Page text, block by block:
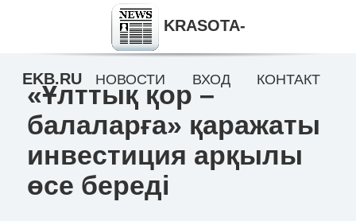
«Ұлттық қор –
балаларға» қаражаты
инвестиция арқылы
өсе береді
KRASOTA-
EKB.RU НОВОСТИ ВХОД КОНТАКТ